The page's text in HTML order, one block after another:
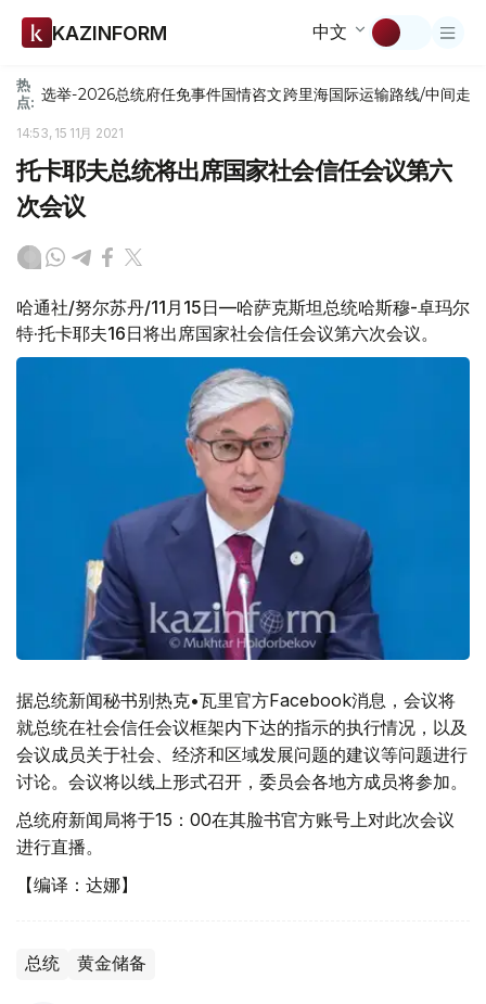
KAZINFORM 中文
热
点: 选举-2026总统府任免事件国情咨文跨里海国际运输路线/中间走廊
14:53, 15 11月 2021
托卡耶夫总统将出席国家社会信任会议第六
次会议
哈通社/努尔苏丹/11月15日—哈萨克斯坦总统哈斯穆-卓玛尔
特·托卡耶夫16日将出席国家社会信任会议第六次会议。
据总统新闻秘书别热克•瓦里官方Facebook消息，会议将
就总统在社会信任会议框架内下达的指示的执行情况，以及
会议成员关于社会、经济和区域发展问题的建议等问题进行
讨论。会议将以线上形式召开，委员会各地方成员将参加。
总统府新闻局将于15：00在其脸书官方账号上对此次会议
进行直播。
【编译：达娜】
总统 黄金储备